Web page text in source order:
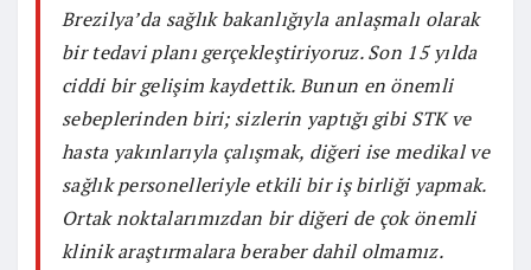
Brezilya’da sağlık bakanlığıyla anlaşmalı olarak
bir tedavi planı gerçekleştiriyoruz. Son 15 yılda
ciddi bir gelişim kaydettik. Bunun en önemli
sebeplerinden biri; sizlerin yaptığı gibi STK ve
hasta yakınlarıyla çalışmak, diğeri ise medikal ve
sağlık personelleriyle etkili bir iş birliği yapmak.
Ortak noktalarımızdan bir diğeri de çok önemli
klinik araştırmalara beraber dahil olmamız.